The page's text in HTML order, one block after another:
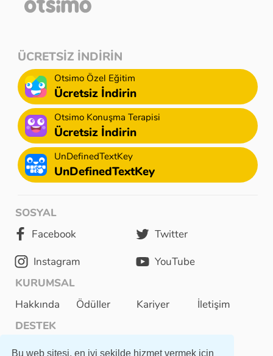
Bu web sitesi, en iyi şekilde hizmet vermek için
SOSYAL
Facebook
Twitter
Instagram
YouTube
KURUMSAL
Hakkında
Ödüller Kariyer
İletişim
DESTEK
Kullanıcı Sözleşmesi
ÜCRETSİZ İNDİRİN
Otsimo Özel Eğitim
Ücretsiz İndirin
Otsimo Konuşma Terapisi
Ücretsiz İndirin
UnDefinedTextKey
UnDefinedTextKey